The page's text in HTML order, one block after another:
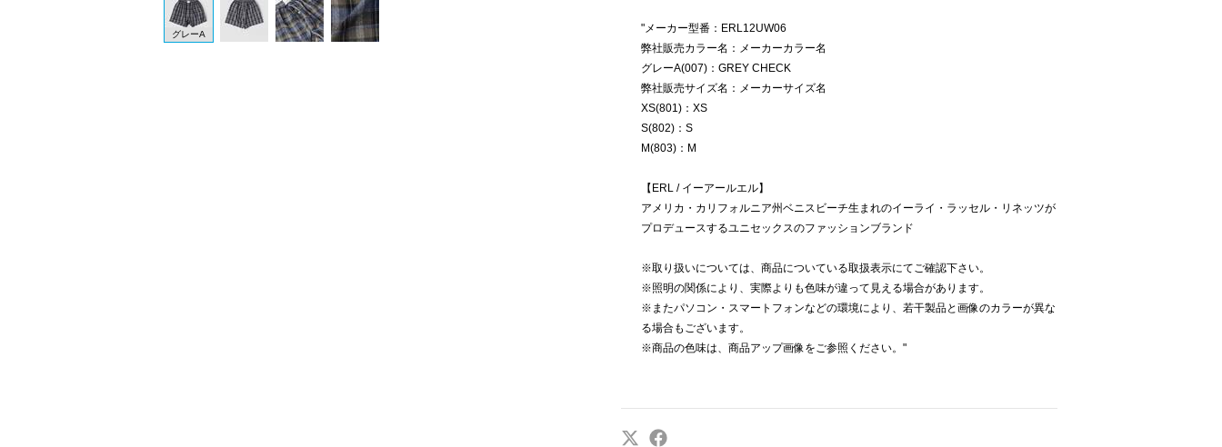
グレーA
"メーカー型番：ERL12UW06
弊社販売カラー名：メーカーカラー名
グレーA(007)：GREY CHECK
弊社販売サイズ名：メーカーサイズ名
XS(801)：XS
S(802)：S
M(803)：M
【ERL / イーアールエル】
アメリカ・カリフォルニア州ベニスビーチ生まれのイーライ・ラッセル・リネッツが
プロデュースするユニセックスのファッションブランド
※取り扱いについては、商品についている取扱表示にてご確認下さい。
※照明の関係により、実際よりも色味が違って見える場合があります。
※またパソコン・スマートフォンなどの環境により、若干製品と画像のカラーが異な
る場合もございます。
※商品の色味は、商品アップ画像をご参照ください。"